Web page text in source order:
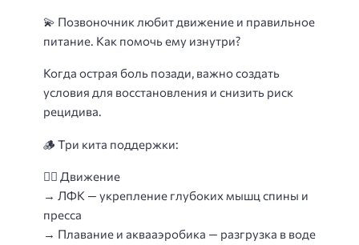
💫 Позвоночник любит движение и правильное
питание. Как помочь ему изнутри?
Когда острая боль позади, важно создать
условия для восстановления и снизить риск
рецидива.
🪵 Три кита поддержки:
🧘‍♀ Движение
→ ЛФК — укрепление глубоких мышц спины и
пресса
→ Плавание и аквааэробика — разгрузка в воде